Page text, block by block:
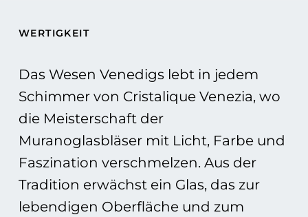
WERTIGKEIT
Das Wesen Venedigs lebt in jedem
Schimmer von Cristalique Venezia, wo
die Meisterschaft der
Muranoglasbläser mit Licht, Farbe und
Faszination verschmelzen. Aus der
Tradition erwächst ein Glas, das zur
lebendigen Oberfläche und zum